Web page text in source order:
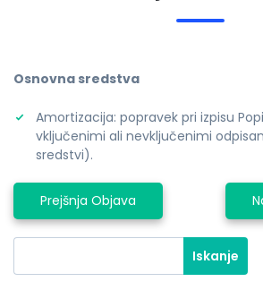
Osnovna sredstva
Amortizacija: popravek pri izpisu
vključenimi ali nevključenimi
sredstvi).
Prejšnja Objava